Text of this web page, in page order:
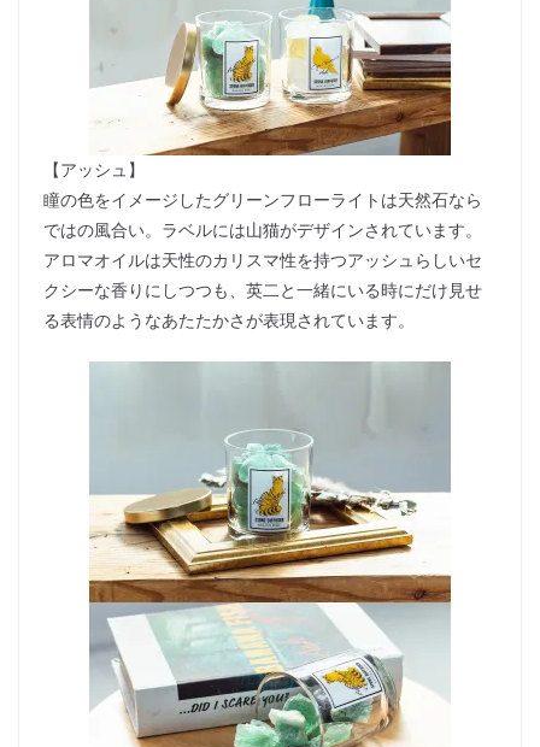
【アッシュ】
瞳の色をイメージしたグリーンフローライトは天然石なら
ではの風合い。ラベルには山猫がデザインされています。
アロマオイルは天性のカリスマ性を持つアッシュらしいセ
クシーな香りにしつつも、英二と一緒にいる時にだけ見せ
る表情のようなあたたかさが表現されています。